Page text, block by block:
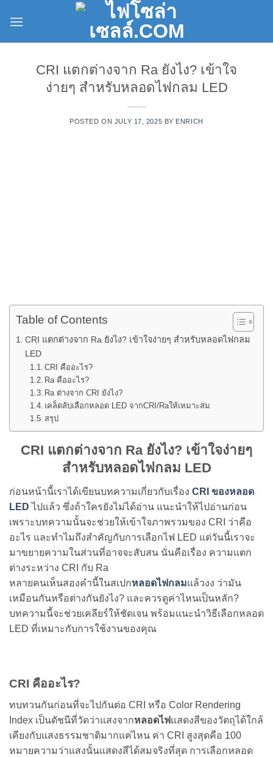
CRI แตกต่างจาก Ra ยังไง? เข้าใจ
ง่ายๆ สำหรับหลอดไฟกลม LED
POSTED ON JULY 17, 2025 BY ENRICH
Table of Contents
CRI แตกต่างจาก Ra ยังไง? เข้าใจง่ายๆ สำหรับหลอดไฟกลม
LED
CRI คืออะไร?
Ra คืออะไร?
Ra ต่างจาก CRI ยังไง?
เคล็ดลับเลือกหลอด LED จากCRI/Raให้เหมาะสม
สรุป
CRI แตกต่างจาก Ra ยังไง? เข้าใจง่ายๆ
สำหรับหลอดไฟกลม LED
ก่อนหน้านี้เราได้เขียนบทความเกี่ยวกับเรื่อง CRI ของหลอด
LED ไปแล้ว ซึ่งถ้าใครยังไม่ได้อ่าน แนะนำให้ไปอ่านก่อน
เพราะบทความนั้นจะช่วยให้เข้าใจภาพรวมของ CRI ว่าคือ
อะไร และทำไมถึงสำคัญกับการเลือกไฟ LED แต่วันนี้เราจะ
มาขยายความในส่วนที่อาจจะสับสน นั่นคือเรื่อง ความแตก
ต่างระหว่าง CRI กับ Ra
หลายคนเห็นสองคำนี้ในสเปกหลอดไฟกลมแล้วงง ว่ามัน
เหมือนกันหรือต่างกันยังไง? และควรดูค่าไหนเป็นหลัก?
บทความนี้จะช่วยเคลียร์ให้ชัดเจน พร้อมแนะนำวิธีเลือกหลอด
LED ที่เหมาะกับการใช้งานของคุณ
CRI คืออะไร?
ทบทวนกันก่อนที่จะไปกันต่อ CRI หรือ Color Rendering
Index เป็นดัชนีที่วัดว่าแสงจากหลอดไฟแสดงสีของวัตถุได้ใกล้
เคียงกับแสงธรรมชาติมากแค่ไหน ค่า CRI สูงสุดคือ 100
หมายความว่าแสงนั้นแสดงสีได้สมจริงที่สุด การเลือกหลอด